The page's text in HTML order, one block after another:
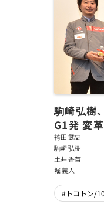
駒崎弘樹
G1発 変
式
袴田 武史
駒崎 弘樹
土井 香苗
堀 義人
#トコトン/